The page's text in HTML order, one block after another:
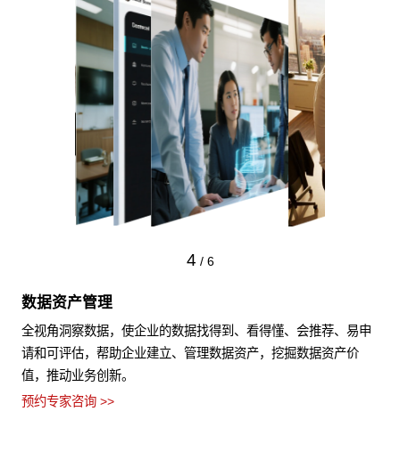
4 / 6
数据资产管理
全视角洞察数据，使企业的数据找得到、看得懂、会推荐、易申
请和可评估，帮助企业建立、管理数据资产，挖掘数据资产价
值，推动业务创新。
预约专家咨询 >>